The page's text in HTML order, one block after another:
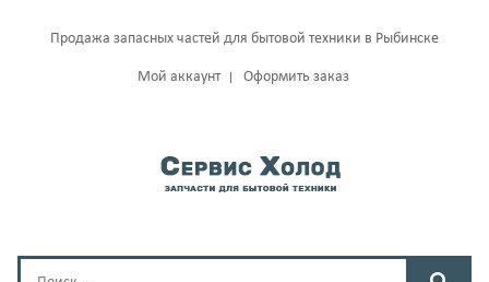
Продажа запасных частей для бытовой техники в Рыбинске
Мой аккаунт Оформить заказ